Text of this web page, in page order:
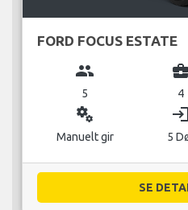
FORD FOCUS ESTATE
group
5
business_center
4
miscellaneous_services
Manuelt gir
login
5
SE